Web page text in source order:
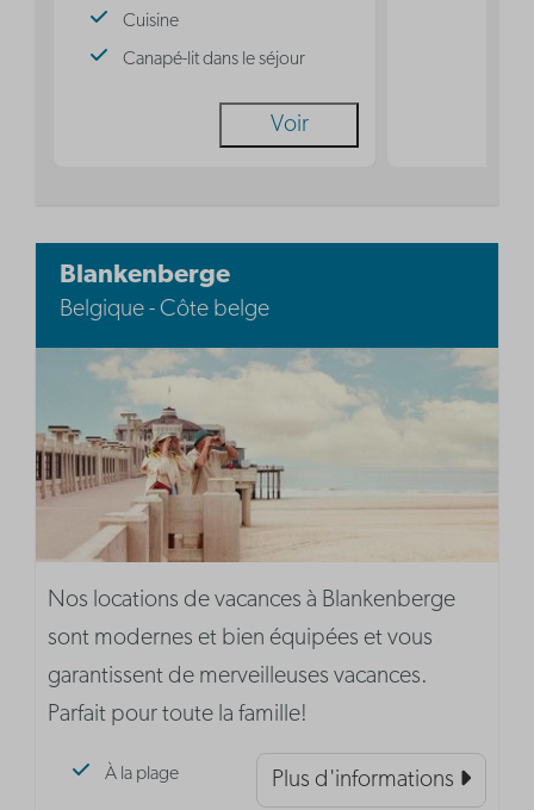
Cuisine
Canapé-lit dans le séjour
Voir
Blankenberge
Belgique - Côte belge
Nos locations de vacances à Blankenberge
sont modernes et bien équipées et vous
garantissent de merveilleuses vacances.
Parfait pour toute la famille!
À la plage Plus d'informations